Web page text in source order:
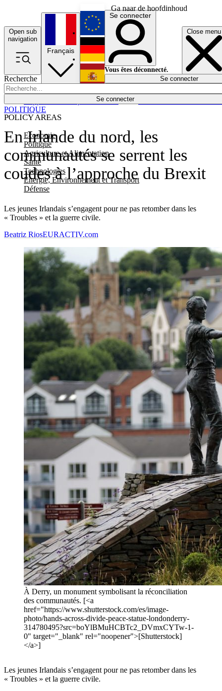
Ga naar de hoofdinhoud
Open sub
navigation
Close menu
Recherche
Se connecter
POLICY AREAS
Economie
Politique
Agriculture et Alimentation
Santé
Technologies
Energie, Environnement et Transport
Défense
Économie
Français
English
Deutsch
Español
Se connecter
Vous êtes déconnecté.
Se connecter
En Irlande du nord, les
communautés se serrent les
coudes à l’approche du Brexit
Les jeunes Irlandais s’engagent pour ne pas retomber dans les
« Troubles » et la guerre civile.
POLITIQUE
Beatriz RiosEURACTIV.com
À Derry, un monument symbolisant la réconciliation
des communautés. [<a
href="https://www.shutterstock.com/es/image-
photo/hands-across-divide-peace-statue-londonderry-
314780495?src=boYlBMuHCBTc2_DVmxCYTw-1-
0" target="_blank" rel="noopener">[Shutterstock]
</a>]
Les jeunes Irlandais s’engagent pour ne pas retomber dans les
« Troubles » et la guerre civile.